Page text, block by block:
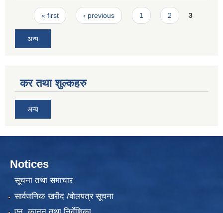
Pages
« first ‹ previous 1 2 3
अन्य
कर तथा शुल्कहरु
अन्य
Notices
सूचना तथा समाचार
सार्वजनिक खरीद /बोलपत्र सूचना